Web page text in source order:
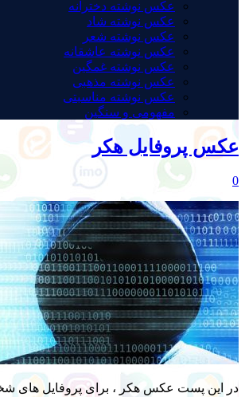
عکس نوشته دخترانه
عکس نوشته شاد
عکس نوشته شعر
عکس نوشته عاشقانه
عکس نوشته غمگین
عکس نوشته مذهبی
عکس نوشته مناسبتی
مفهومی و سنگین
عکس پروفایل هکر
0
در این پست عکس هکر ، برای پروفایل های